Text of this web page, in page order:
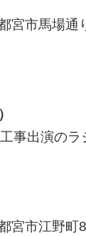
宮市馬場通
事出演の
宮市江野町